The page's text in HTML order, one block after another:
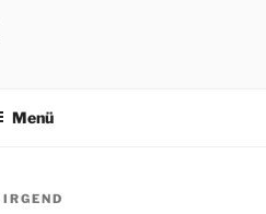
Menü
IRGEND